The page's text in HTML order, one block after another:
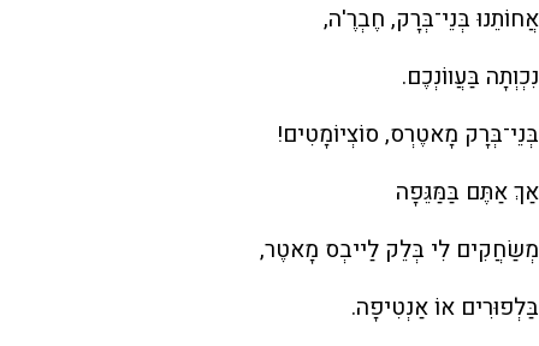
אֲחוֹתֵנוּ בְּנֵי־בְּרָק, חֶבְרֶ'ה,
נִכְוְתָה בַּעֲווֹנְכֶם.
בְּנֵי־בְּרָק מָאטֶרְס, סוֹצְיוֹמָטִים!
אַךְ אַתֶּם בַּמַּגֵּפָה
מְשַׂחֲקִים לִי בְּלֵק לַייבְס מָאטֶר,
בַּלְפוּרִים אוֹ אַנְטִיפָה.